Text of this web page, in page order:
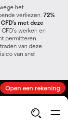
het
verliezen. 72%
met deze
werken en
permitteren.
van deze
van snel
Open een rekening